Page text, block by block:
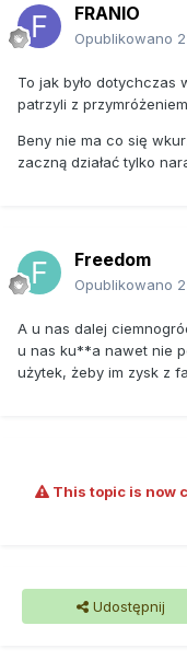
FRANIO
Opublikowano
To jak było dotychczas
patrzyli z
Beny nie ma co się
zaczną działać tylko
Freedom
Opublikowano
A u nas dalej
u nas ku**a nawet nie
użytek, żeby im zysk z
This topic is now
Udostępnij